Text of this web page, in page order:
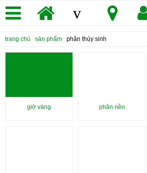
v
trang chủ sản phẩm phân thủy sinh
giờ vàng phân nền